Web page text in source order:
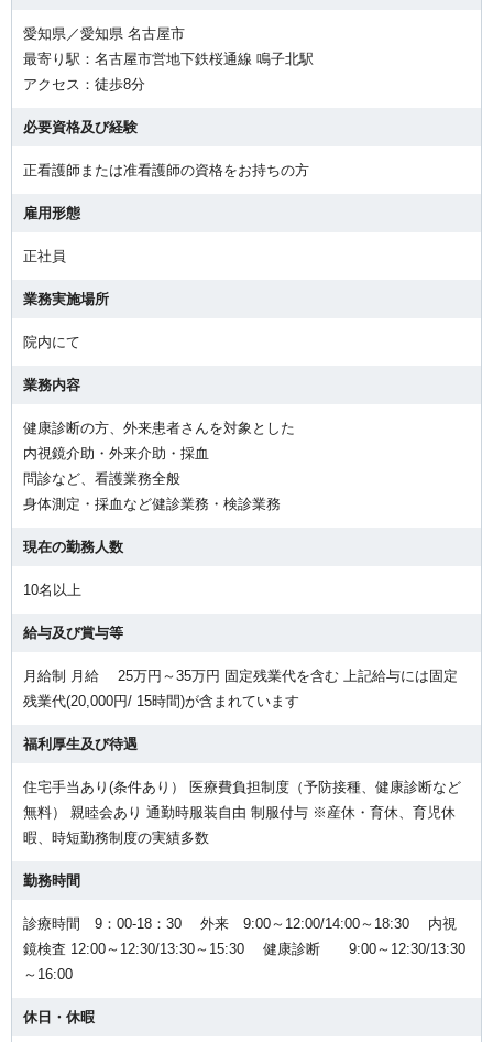
愛知県／愛知県 名古屋市
最寄り駅：名古屋市営地下鉄桜通線 鳴子北駅
アクセス：徒歩8分
必要資格及び経験
正看護師または准看護師の資格をお持ちの方
雇用形態
正社員
業務実施場所
院内にて
業務内容
健康診断の方、外来患者さんを対象とした
内視鏡介助・外来介助・採血
問診など、看護業務全般
身体測定・採血など健診業務・検診業務
現在の勤務人数
10名以上
給与及び賞与等
月給制 月給 25万円～35万円 固定残業代を含む 上記給与には固定
残業代(20,000円/ 15時間)が含まれています
福利厚生及び待遇
住宅手当あり(条件あり） 医療費負担制度（予防接種、健康診断など
無料） 親睦会あり 通勤時服装自由 制服付与 ※産休・育休、育児休
暇、時短勤務制度の実績多数
勤務時間
診療時間 9：00-18：30 外来 9:00～12:00/14:00～18:30 内視
鏡検査 12:00～12:30/13:30～15:30 健康診断 9:00～12:30/13:30
～16:00
休日・休暇